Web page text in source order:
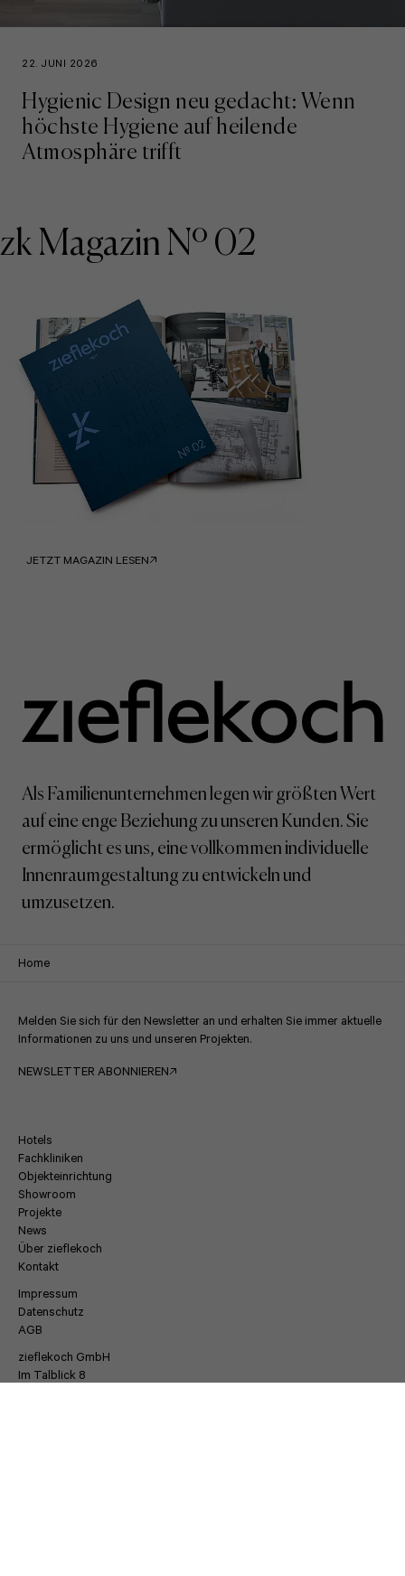
22. JUNI 2026
Hygienic Design neu gedacht: Wenn
höchste Hygiene auf heilende
Atmosphäre trifft
zk Magazin Nº 02
JETZT MAGAZIN LESEN
Als Familienunternehmen legen wir größten Wert
auf eine enge Beziehung zu unseren Kunden. Sie
ermöglicht es uns, eine vollkommen individuelle
Innenraumgestaltung zu entwickeln und
umzusetzen.
Home
Melden Sie sich für den Newsletter an und erhalten Sie immer aktuelle
Informationen zu uns und unseren Projekten.
NEWSLETTER ABONNIEREN
Hotels
Fachkliniken
Objekteinrichtung
Showroom
Projekte
News
Über zieflekoch
Kontakt
Impressum
Datenschutz
AGB
zieflekoch GmbH
Im Talblick 8